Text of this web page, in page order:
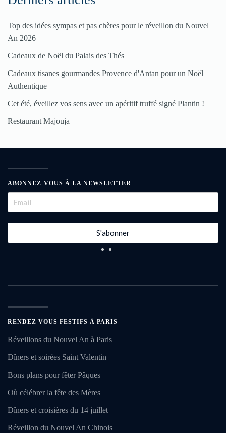
Top des idées sympas et pas chères pour le réveillon du Nouvel
An 2026
Cadeaux de Noël du Palais des Thés
Cadeaux tisanes gourmandes Provence d'Antan pour un Noël
Authentique
Cet été, éveillez vos sens avec un apéritif truffé signé Plantin !
Restaurant Majouja
ABONNEZ-VOUS À LA NEWSLETTER
S'abonner
RENDEZ VOUS FESTIFS À PARIS
Réveillons du Nouvel An à Paris
Dîners et soirées Saint Valentin
Bons plans pour fêter Pâques
Où célébrer la fête des Mères
Dîners et croisières du 14 juillet
Réveillon du Nouvel An Chinois